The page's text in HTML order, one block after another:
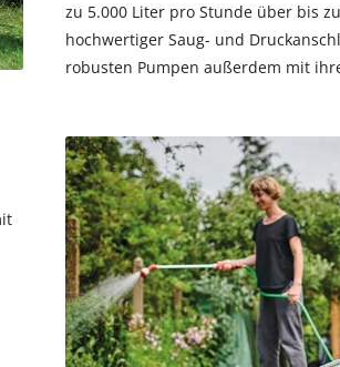
zu 5.000 Liter pro Stunde über bis
hochwertiger Saug- und
robusten Pumpen außerdem mit